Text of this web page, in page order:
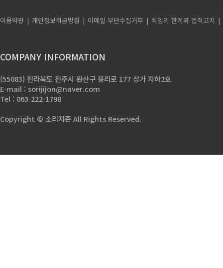
이용약관 개인정보취급방침 이메일 무단수집거부 책임의 한계와 법적고지
COMPANY INFORMATION
(55083) 전라북도 전주시 완산구 용리로 177 상가 지하2호
E-mail : sorijijon@naver.com
Tel : 063-222-1798
Copyright © 소리지존 All Rights Reserved.